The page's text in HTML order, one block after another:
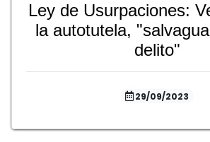
Ley de Usurpaciones:
la autotutela,
delito"
29/09/2023